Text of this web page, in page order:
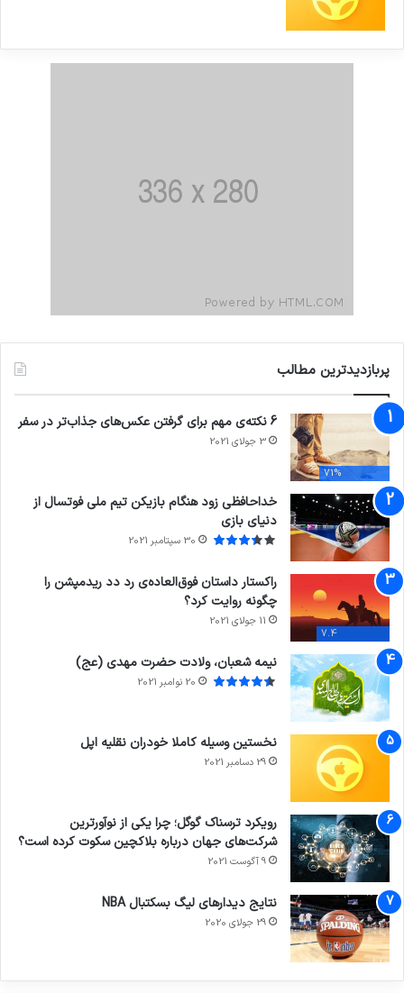
پربازدیدترین مطالب
71%
6 نکته‌ی مهم برای گرفتن عکس‌های جذاب‌تر در سفر
3 جولای 2021
خداحافظی زود هنگام بازیکن تیم ملی فوتسال از
دنیای بازی
30 سپتامبر 2021
7.4
راکستار داستان فوق‌العاده‌ی رد دد ریدمپشن را
چگونه روایت کرد؟
11 جولای 2021
نیمه شعبان، ولادت حضرت مهدی (عج)
20 نوامبر 2021
نخستین وسیله کاملا خودران نقلیه اپل
29 دسامبر 2021
رویکرد ترسناک گوگل؛ چرا یکی از نوآورترین
شرکت‌های جهان درباره بلاکچین سکوت کرده است؟
9 آگوست 2021
نتایج دیدار‌های لیگ بسکتبال NBA
29 جولای 2020